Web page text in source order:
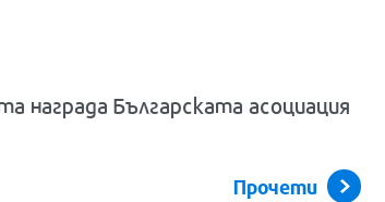
награда Българската асоциация
Прочети